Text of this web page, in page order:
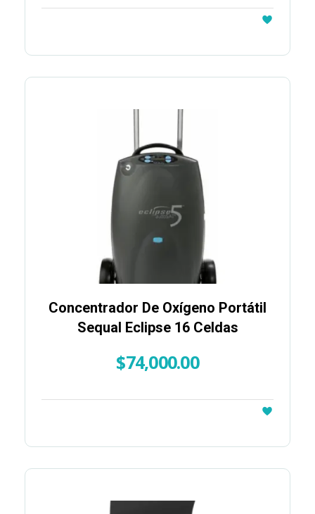
Concentrador De Oxígeno Portátil
Sequal Eclipse 16 Celdas
$74,000.00